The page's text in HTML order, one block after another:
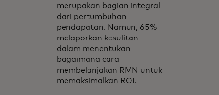
merupakan bagian integral
dari pertumbuhan
pendapatan. Namun, 65%
melaporkan kesulitan
dalam menentukan
bagaimana cara
membelanjakan RMN untuk
memaksimalkan ROI.